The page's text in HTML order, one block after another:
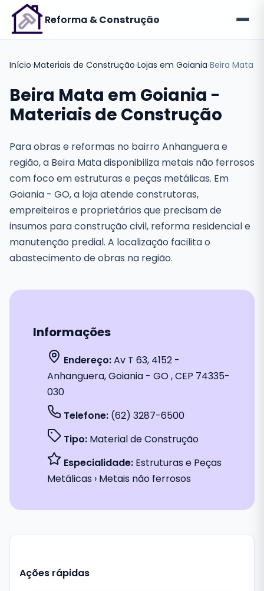
Reforma & Construção
Início›Materiais de Construção›Lojas em Goiania›Beira Mata
Beira Mata em Goiania -
Materiais de Construção
Para obras e reformas no bairro Anhanguera e
região, a Beira Mata disponibiliza metais não ferrosos
com foco em estruturas e peças metálicas. Em
Goiania - GO, a loja atende construtoras,
empreiteiros e proprietários que precisam de
insumos para construção civil, reforma residencial e
manutenção predial. A localização facilita o
abastecimento de obras na região.
Informações
Endereço:Av T 63, 4152 -
Anhanguera, Goiania - GO , CEP 74335-
030
Telefone: (62) 3287-6500
Tipo: Material de Construção
Especialidade: Estruturas e Peças
Metálicas › Metais não ferrosos
Ações rápidas